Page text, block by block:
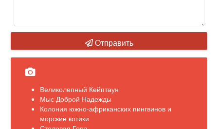
Отправить
Великолепный Кейптаун
Мыс Доброй Надежды
Колония южно-африканских пингвинов и
морские котики